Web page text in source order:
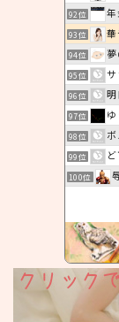
92位
93位
94位
95位
96位
97位
98位
99位
100位